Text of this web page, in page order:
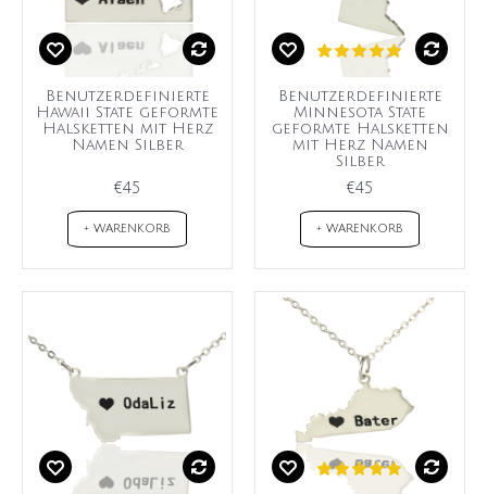
Benutzerdefinierte
Hawaii State geformte
Halsketten mit Herz
Namen Silber
€45
+ WARENKORB
Benutzerdefinierte
Minnesota State
geformte Halsketten
mit Herz Namen
Silber
€45
+ WARENKORB